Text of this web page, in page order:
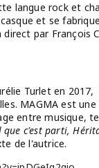
langue rock et
et se
par
Turlet en
MAGMA est
entre musique,
que c'est parti,
de l'autrice.